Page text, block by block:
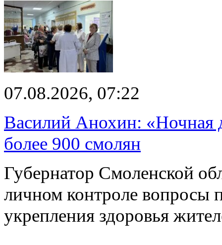
07.08.2026, 07:22
Василий Анохин: «Ночная
более 900 смолян
Губернатор Смоленской
личном контроле вопросы
укрепления здоровья